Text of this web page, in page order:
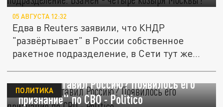
05 АВГУСТА 12:32
Едва в Reuters заявили, что КНДР
"развёртывает" в России собственное
ракетное подразделение, в Сети тут же...
Китай подставил Россию? Появилось его
"признание" по СВО - Politico
ПОЛИТИКА